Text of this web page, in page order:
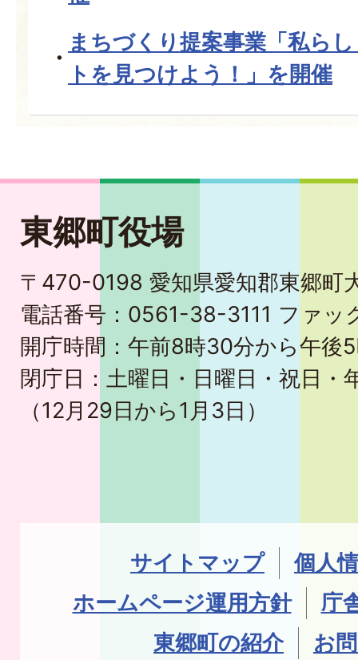
まちづくり提案事業「私ら
トを見つけよう！」を開催
東郷町役場
〒470-0198 愛知県愛知郡東郷町
電話番号：0561-38-3111 ファ
開庁時間：午前8時30分から午後
閉庁日：土曜日・日曜日・祝日・
（12月29日から1月3日）
サイトマップ
個人
ホームページ運用方針
庁
東郷町の紹介
お